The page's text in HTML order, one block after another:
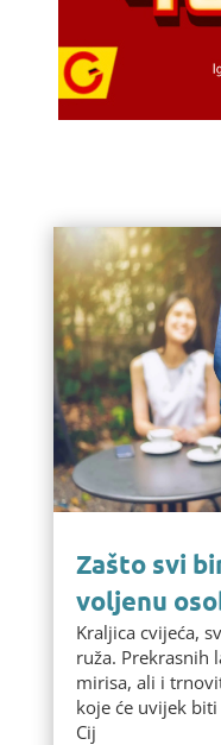
Zašto svi
voljenu
Kraljica cvijeća,
ruža. Prekrasnih
mirisa, ali i
koje će uvijek
Cij